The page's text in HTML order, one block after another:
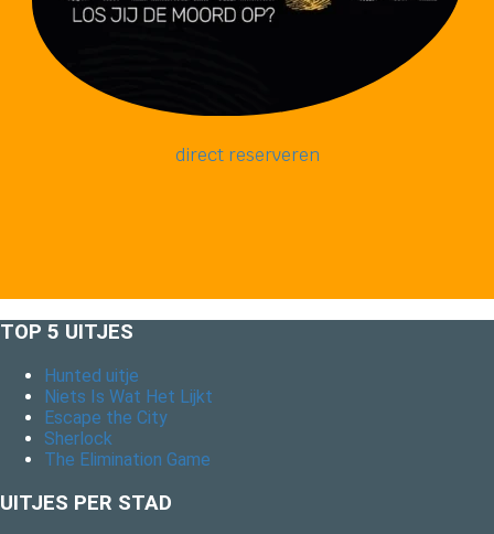
direct reserveren
TOP 5 UITJES
Hunted uitje
Niets Is Wat Het Lijkt
Escape the City
Sherlock
The Elimination Game
UITJES PER STAD